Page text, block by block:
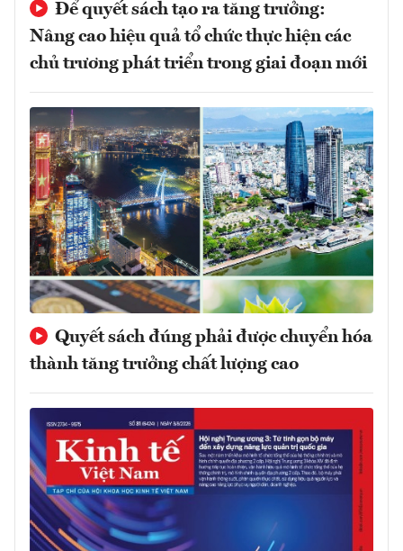
Để quyết sách tạo ra tăng trưởng:
Nâng cao hiệu quả tổ chức thực hiện các
chủ trương phát triển trong giai đoạn mới
Quyết sách đúng phải được chuyển hóa
thành tăng trưởng chất lượng cao